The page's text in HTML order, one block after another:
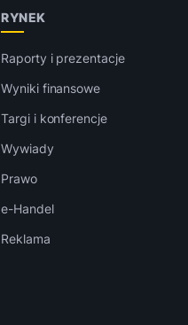
RYNEK
Raporty i prezentacje
Wyniki finansowe
Targi i konferencje
Wywiady
Prawo
e-Handel
Reklama